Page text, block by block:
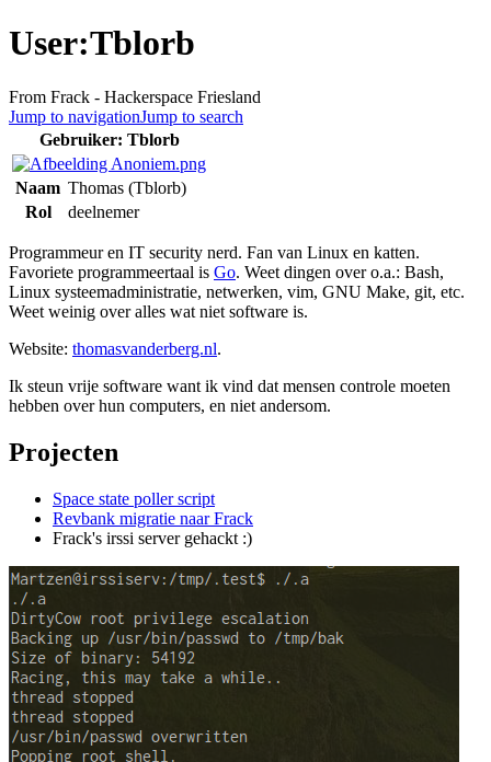
User:Tblorb
From Frack - Hackerspace Friesland
Jump to navigationJump to search
Gebruiker: Tblorb
Naam Thomas (Tblorb)
Rol
deelnemer
Programmeur en IT security nerd. Fan van Linux en katten.
Favoriete programmeertaal is Go. Weet dingen over o.a.: Bash,
Linux systeemadministratie, netwerken, vim, GNU Make, git, etc.
Weet weinig over alles wat niet software is.
Website: thomasvanderberg.nl.
Ik steun vrije software want ik vind dat mensen controle moeten
hebben over hun computers, en niet andersom.
Projecten
Space state poller script
Revbank migratie naar Frack
Frack's irssi server gehackt :)